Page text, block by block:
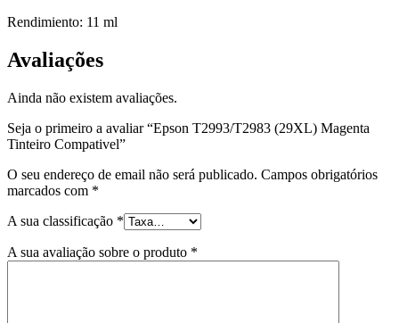
Rendimiento: 11 ml
Avaliações
Ainda não existem avaliações.
Seja o primeiro a avaliar “Epson T2993/T2983 (29XL) Magenta
Tinteiro Compativel”
O seu endereço de email não será publicado. Campos obrigatórios
marcados com *
A sua classificação *
A sua avaliação sobre o produto *